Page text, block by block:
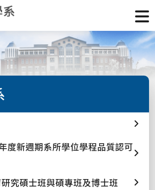
度新週期系所學位學程品質認可
究碩士班與碩專班及博士班